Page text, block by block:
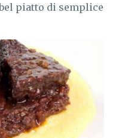
piatto di semplice